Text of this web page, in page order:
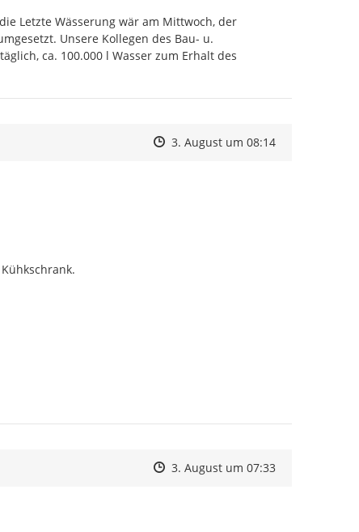
Letzte Wässerung wär am Mittwoch, der
Unsere Kollegen des Bau- u.
ca. 100.000 l Wasser zum Erhalt des
Zeitpunkt des Erstellens
Zeitpunkt des Erstellens
3. August um 08:14Zur Äußerung
Zeitpunkt des Erstellens
Zeitpunkt des Erstellens
3. August um 07:33Zur Äußerung